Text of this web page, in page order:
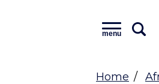
menu
Home